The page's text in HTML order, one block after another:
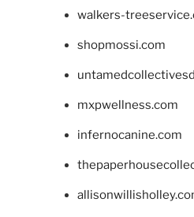
walkers-
shopmossi.com
mxpwellness.com
infernocanine.com